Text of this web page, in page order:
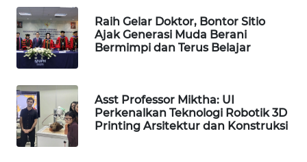
Raih Gelar Doktor, Bontor Sitio
Ajak Generasi Muda Berani
Bermimpi dan Terus Belajar
Asst Professor Miktha: UI
Perkenalkan Teknologi Robotik 3D
Printing Arsitektur dan Konstruksi
WAHANA
OTOMOTIF
WAHANA
HEALTH
WAHANA
DESA